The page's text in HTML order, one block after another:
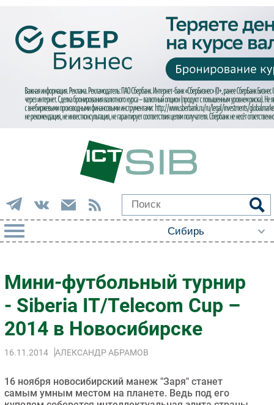
Импорто­замещение
Автоматизация Промышленности
Интернет
Фиксированная связь
Интеграция
Рынок ПК
Мини-футбольный турнир
- Siberia IT/Telecom Cup –
2014 в Новосибирске
16.11.2014 АЛЕКСАНДР АБРАМОВ
16 ноября новосибирский манеж "Заря" станет
самым умным местом на планете. Ведь под его